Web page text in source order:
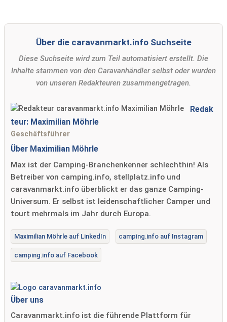
Über die caravanmarkt.info Suchseite
Diese Suchseite wird zum Teil automatisiert erstellt. Die
Inhalte stammen von den Caravanhändler selbst oder wurden
von unseren Redakteuren zusammengetragen.
Redak
teur: Maximilian Möhrle
Geschäftsführer
Über Maximilian Möhrle
Max ist der Camping-Branchenkenner schlechthin! Als
Betreiber von camping.info, stellplatz.info und
caravanmarkt.info überblickt er das ganze Camping-
Universum. Er selbst ist leidenschaftlicher Camper und
tourt mehrmals im Jahr durch Europa.
Maximilian Möhrle auf LinkedIn camping.info auf Instagram
camping.info auf Facebook
Über uns
Caravanmarkt.info ist die führende Plattform für